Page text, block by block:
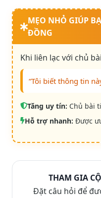
MẸO NHỎ GIÚP
ĐỒNG
Khi liên lạc với chủ
“Tôi biết thông tin
Tăng uy tín: Chủ bài
Hỗ trợ nhanh: Được
THAM GIA
Đặt câu hỏi để